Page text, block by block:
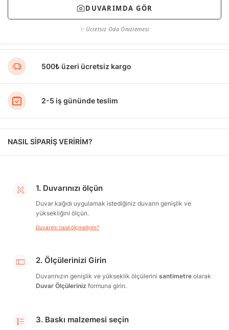
DUVARIMDA GÖR
✨ Ücretsiz Oda Önizlemesi
500₺ üzeri ücretsiz kargo
2-5 iş gününde teslim
NASIL SİPARİŞ VERİRİM?
1. Duvarınızı ölçün
Duvar kağıdı uygulamak istediğiniz duvarın genişlik ve
yüksekliğini ölçün.
Duvarımı nasıl ölçmeliyim?
2. Ölçülerinizi Girin
Duvarınızın genişlik ve yükseklik ölçülerini santimetre olarak
Duvar Ölçüleriniz formuna girin.
3. Baskı malzemesi seçin